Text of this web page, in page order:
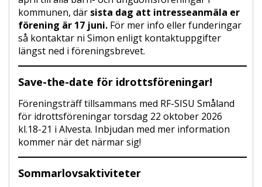
kommunen, där sista dag att intresseanmäla er
förening är 17 juni. För mer info eller funderingar
så kontaktar ni Simon enligt kontaktuppgifter
längst ned i föreningsbrevet.
Save-the-date för idrottsföreningar!
Föreningsträff tillsammans med RF-SISU Småland
för idrottsföreningar torsdag 22 oktober 2026
kl.18-21 i Alvesta. Inbjudan med mer information
kommer när det närmar sig!
Sommarlovsaktiviteter